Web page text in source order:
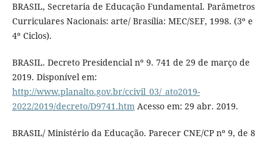
BRASIL, Secretaria de Educação Fundamental. Parâmetros
Curriculares Nacionais: arte/ Brasília: MEC/SEF, 1998. (3º e
4º Ciclos).
BRASIL. Decreto Presidencial nº 9. 741 de 29 de março de
2019. Disponível em:
http://www.planalto.gov.br/ccivil_03/_ato2019-
2022/2019/decreto/D9741.htmAcesso em: 29 abr. 2019.
BRASIL/ Ministério da Educação. Parecer CNE/CP nº 9, de 8